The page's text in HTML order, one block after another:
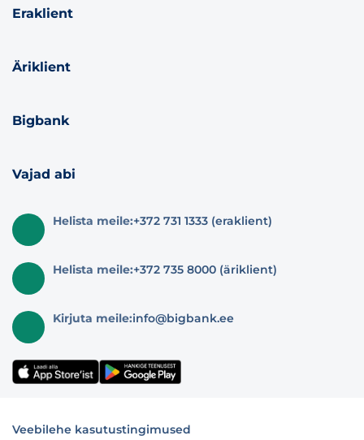
Eraklient
Äriklient
Bigbank
Vajad abi
Helista meile:+372 731 1333 (eraklient)
Helista meile:+372 735 8000 (äriklient)
Kirjuta meile:info@bigbank.ee
Veebilehe kasutustingimused